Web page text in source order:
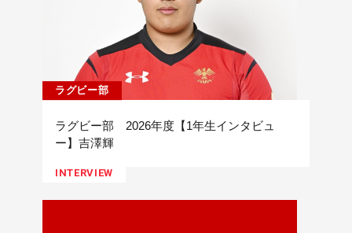
ラグビー部
ラグビー部 2026年度【1年生インタビュ
ー】吉澤輝
INTERVIEW